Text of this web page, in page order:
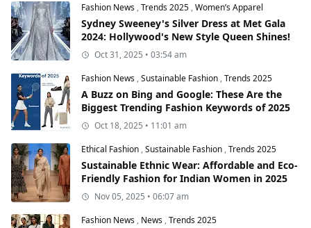
Fashion News ,Trends 2025 ,Women’s Apparel
Sydney Sweeney's Silver Dress at Met Gala
2024: Hollywood's New Style Queen Shines!
Oct 31, 2025 • 03:54 am
Fashion News ,Sustainable Fashion ,Trends 2025
A Buzz on Bing and Google: These Are the
Biggest Trending Fashion Keywords of 2025
Oct 18, 2025 • 11:01 am
Ethical Fashion ,Sustainable Fashion ,Trends 2025
Sustainable Ethnic Wear: Affordable and Eco-
Friendly Fashion for Indian Women in 2025
Nov 05, 2025 • 06:07 am
Fashion News , News ,Trends 2025